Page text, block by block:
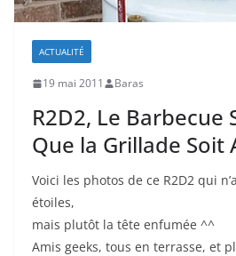
ACTUALITÉ
19 mai 2011 Baras
R2D2, Le Barbecue
Que la Grillade Soit
Voici les photos de ce R2D2 qui
étoiles,
mais plutôt la tête enfumée ^^
Amis geeks, tous en terrasse, et